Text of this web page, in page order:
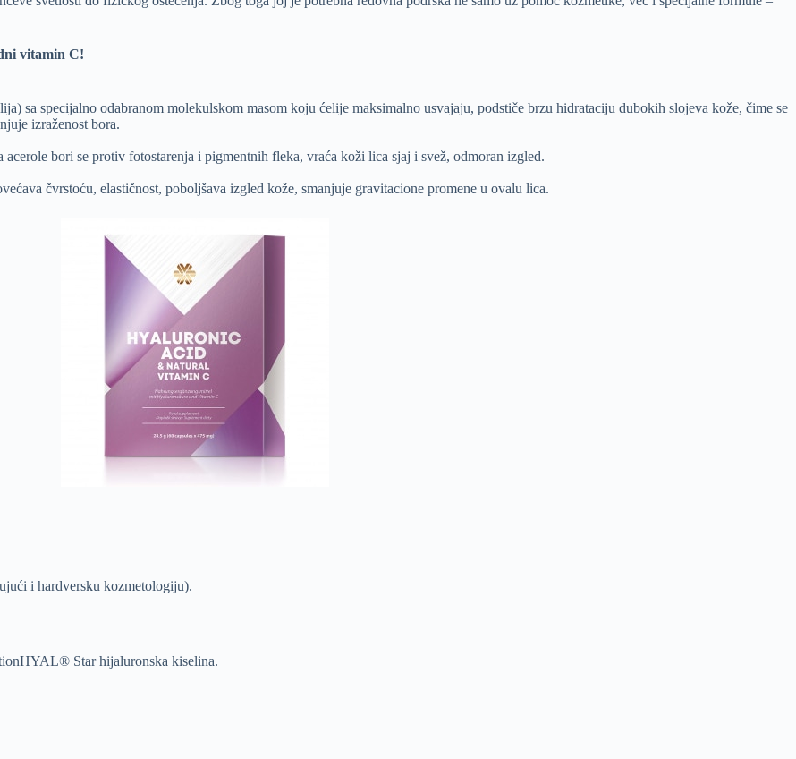
vitamin C!
sa specijalno odabranom molekulskom masom koju ćelije maksimalno usvajaju, podstiče brzu hidrataciju dubokih slojeva kože, čime se
izraženost bora.
bori se protiv fotostarenja i pigmentnih fleka, vraća koži lica sjaj i svež, odmoran izgled.
čvrstoću, elastičnost, poboljšava izgled kože, smanjuje gravitacione promene u ovalu lica.
i hardversku kozmetologiju).
Star hijaluronska kiselina.